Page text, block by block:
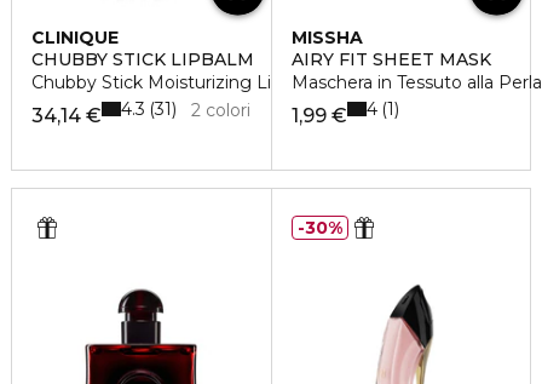
CLINIQUE
CHUBBY STICK LIPBALM
Chubby Stick Moisturizing Lip Balm
34,14 € 2 colori
4.3 31
MISSHA
AIRY FIT SHEET MASK
Maschera in Tessuto alla Perla
1,99 € 4 1
30%